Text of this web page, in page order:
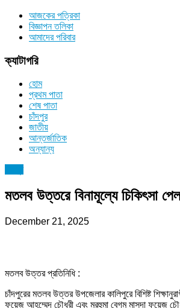
আজকের পত্রিকা
বিজ্ঞাপন তলিকা
আমাদের পরিবার
ক্যাটাগরি
হোম
প্রথম পাতা
শেষ পাতা
চাঁদপুর
জাতীয়
আন্তর্জাতিক
অন্যান্য
মতলব উত্তরে বিনামূল্যে চিকিৎসা
December 21, 2025
মতলব উত্তর প্রতিনিধি :
চাঁদপুরের মতলব উত্তর উপজেলার কালিপুরে বিশিষ্ট
ফয়েজ আহম্মেদ চৌধুরী এবং মরহুমা বেগম মাসুদা ফয়েজ